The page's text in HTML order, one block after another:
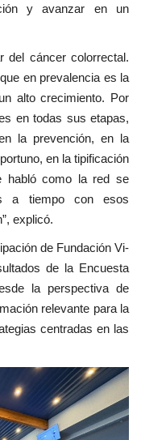
y avanzar en un
del cáncer colorrectal.
en prevalencia es la
alto crecimiento. Por
en todas sus etapas,
la prevención, en la
en la tipificación
habló como la red se
a tiempo con esos
explicó.
de Fundación Vi-
de la Encuesta
la perspectiva de
relevante para la
centradas en las